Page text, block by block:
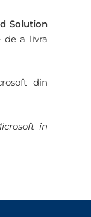
Solution
de a livra
din
in